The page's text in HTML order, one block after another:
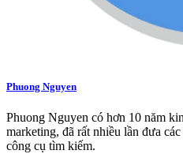
Phuong Nguyen
Phuong Nguyen có hơn 10 năm
marketing, đã rất nhiều lần đưa
công cụ tìm kiếm.